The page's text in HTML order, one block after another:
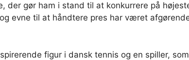
der gør ham i stand til at konkurrere på
evne til at håndtere pres har været
figur i dansk tennis og en spiller,